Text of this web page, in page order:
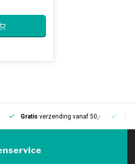
Gratis verzending vanaf 50,-